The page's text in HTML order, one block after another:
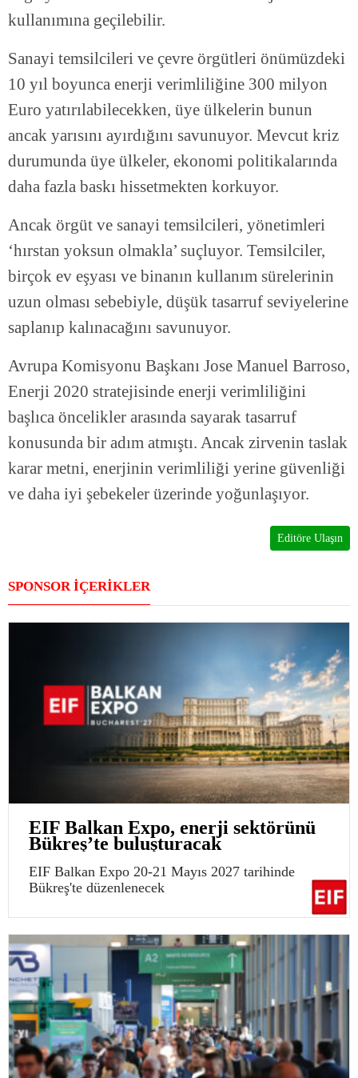
kullanımına geçilebilir.
Sanayi temsilcileri ve çevre örgütleri önümüzdeki
10 yıl boyunca enerji verimliliğine 300 milyon
Euro yatırılabilecekken, üye ülkelerin bunun
ancak yarısını ayırdığını savunuyor. Mevcut kriz
durumunda üye ülkeler, ekonomi politikalarında
daha fazla baskı hissetmekten korkuyor.
Ancak örgüt ve sanayi temsilcileri, yönetimleri
‘hırstan yoksun olmakla’ suçluyor. Temsilciler,
birçok ev eşyası ve binanın kullanım sürelerinin
uzun olması sebebiyle, düşük tasarruf seviyelerine
saplanıp kalınacağını savunuyor.
Avrupa Komisyonu Başkanı Jose Manuel Barroso,
Enerji 2020 stratejisinde enerji verimliliğini
başlıca öncelikler arasında sayarak tasarruf
konusunda bir adım atmıştı. Ancak zirvenin taslak
karar metni, enerjinin verimliliği yerine güvenliği
ve daha iyi şebekeler üzerinde yoğunlaşıyor.
Editöre Ulaşın
SPONSOR İÇERİKLER
EIF Balkan Expo, enerji sektörünü
Bükreş’te buluşturacak
EIF Balkan Expo 20-21 Mayıs 2027 tarihinde
Bükreş'te düzenlenecek